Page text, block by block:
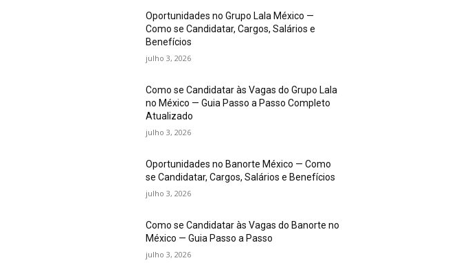
Oportunidades no Grupo Lala México —
Como se Candidatar, Cargos, Salários e
Benefícios
julho 3, 2026
Como se Candidatar às Vagas do Grupo Lala
no México — Guia Passo a Passo Completo
Atualizado
julho 3, 2026
Oportunidades no Banorte México — Como
se Candidatar, Cargos, Salários e Benefícios
julho 3, 2026
Como se Candidatar às Vagas do Banorte no
México — Guia Passo a Passo
julho 3, 2026